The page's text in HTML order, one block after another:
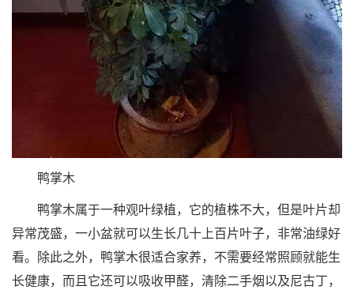
鸭掌木
鸭掌木属于一种观叶绿植，它的植株不大，但是叶片却
异常茂盛，一小盆就可以生长几十上百片叶子，非常油绿好
看。除此之外，鸭掌木很适合家养，不需要经常照顾就能生
长健康，而且它还可以吸收甲醛，清除二手烟以及尼古丁，